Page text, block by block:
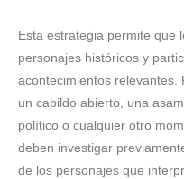
Esta estrategia permite que
personajes históricos y
acontecimientos
un cabildo abierto, una
político o cualquier otro
deben investigar
de los personajes que